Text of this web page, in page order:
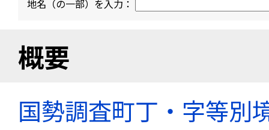
地名（の一部）を入力：
概要
国勢調査町丁・字等別